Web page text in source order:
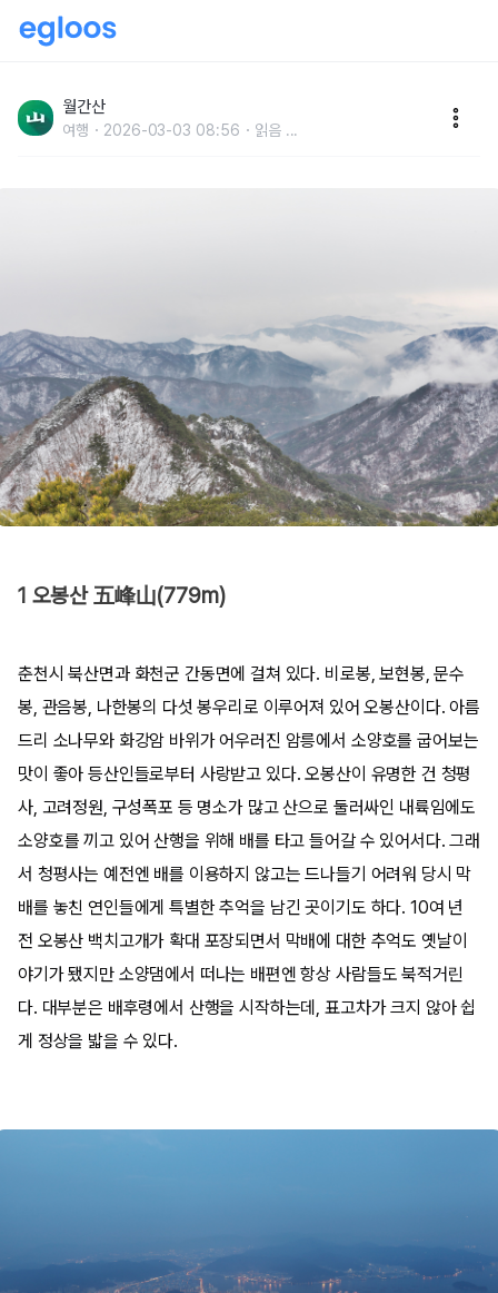
월간산
여행 2026-03-03 08:56 읽음 ...
1 오봉산 五峰山(779m)
춘천시 북산면과 화천군 간동면에 걸쳐 있다. 비로봉, 보현봉, 문수
봉, 관음봉, 나한봉의 다섯 봉우리로 이루어져 있어 오봉산이다. 아름
드리 소나무와 화강암 바위가 어우러진 암릉에서 소양호를 굽어보는
맛이 좋아 등산인들로부터 사랑받고 있다. 오봉산이 유명한 건 청평
사, 고려정원, 구성폭포 등 명소가 많고 산으로 둘러싸인 내륙임에도
소양호를 끼고 있어 산행을 위해 배를 타고 들어갈 수 있어서다. 그래
서 청평사는 예전엔 배를 이용하지 않고는 드나들기 어려워 당시 막
배를 놓친 연인들에게 특별한 추억을 남긴 곳이기도 하다. 10여 년
전 오봉산 백치고개가 확대 포장되면서 막배에 대한 추억도 옛날이
야기가 됐지만 소양댐에서 떠나는 배편엔 항상 사람들도 북적거린
다. 대부분은 배후령에서 산행을 시작하는데, 표고차가 크지 않아 쉽
게 정상을 밟을 수 있다.